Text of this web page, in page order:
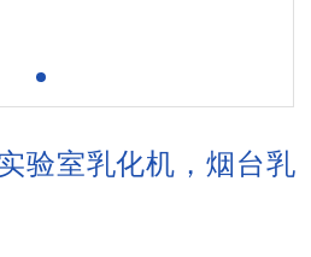
验室乳化机，烟台乳